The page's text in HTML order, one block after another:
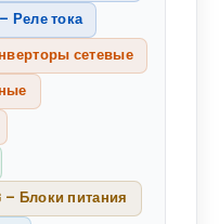
— Реле тока
сетевые
— Блоки питания